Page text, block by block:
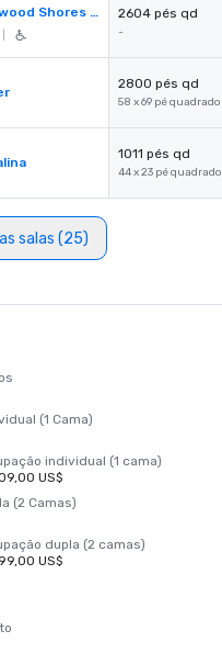
Redwood Shores Pre-Function 2604 pés qd
-
2800 pés qd
58 x 69 pé quadrado
1011 pés qd
44 x 23 pé quadrado
salas (25)
(1 Cama)
individual (1 cama)
US$
(2 Camas)
dupla (2 camas)
US$